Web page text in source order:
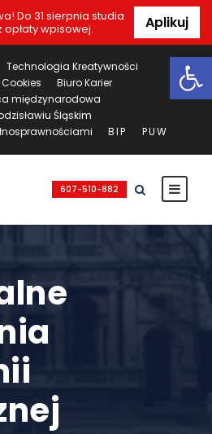
Do 31 sierpnia studia
wpisowej.
Aplikuj
Technologia Kreatywności
Cookies
Biuro Karier
międzynarodowa
Śląskim
BIP PUW
607-510-882